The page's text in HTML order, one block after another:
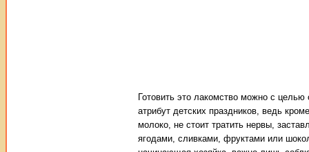
Готовить это лакомство можно с
атрибут детских праздников, ведь
молоко, не стоит тратить нервы,
ягодами, сливками, фруктами или